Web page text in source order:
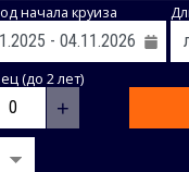
начала круиза
(до 2 лет)
+